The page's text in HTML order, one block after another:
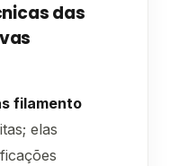
das
filamento
elas